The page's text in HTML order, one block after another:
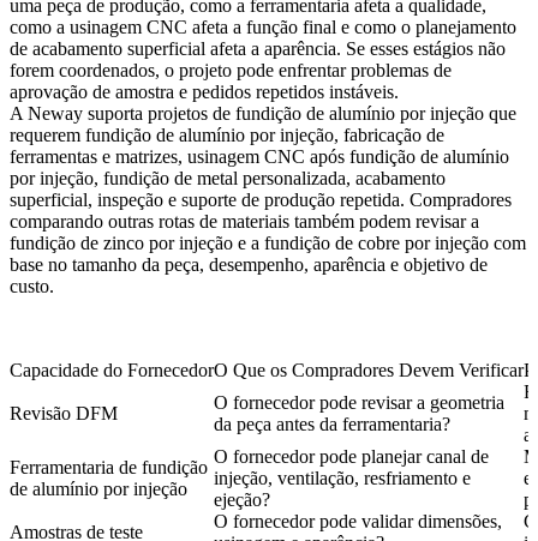
uma peça de produção, como a ferramentaria afeta a qualidade,
como a usinagem CNC afeta a função final e como o planejamento
de acabamento superficial afeta a aparência. Se esses estágios não
forem coordenados, o projeto pode enfrentar problemas de
aprovação de amostra e pedidos repetidos instáveis.
A Neway suporta projetos de fundição de alumínio por injeção que
requerem fundição de alumínio por injeção, fabricação de
ferramentas e matrizes, usinagem CNC após fundição de alumínio
por injeção, fundição de metal personalizada, acabamento
superficial, inspeção e suporte de produção repetida. Compradores
comparando outras rotas de materiais também podem revisar a
fundição de zinco por injeção e a fundição de cobre por injeção com
base no tamanho da peça, desempenho, aparência e objetivo de
custo.
Capacidade do FornecedorO Que os Compradores Devem Verificar
Revisão DFM
O fornecedor pode revisar a geometria
da peça antes da ferramentaria?
Ferramentaria de fundição
de alumínio por injeção
O fornecedor pode planejar canal de
injeção, ventilação, resfriamento e
ejeção?
Amostras de teste
O fornecedor pode validar dimensões,